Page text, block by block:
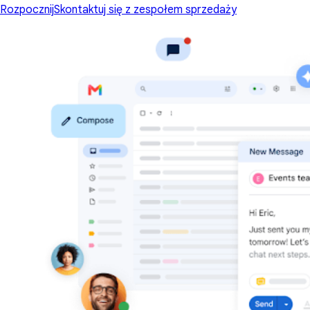
RozpocznijSkontaktuj się z zespołem sprzedaży